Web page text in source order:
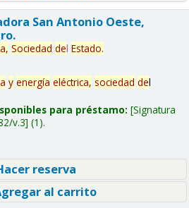
San Antonio Oeste,
Sociedad del Estado.
y energía eléctrica, sociedad del
para préstamo: Signatura
v.3 (1).
reserva
al carrito